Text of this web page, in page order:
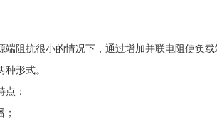
阻抗很小的情况下，通过增加并联电阻使负
形式。
：